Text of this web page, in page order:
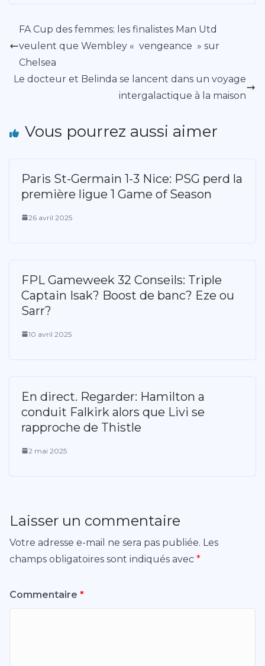
FA Cup des femmes: les finalistes Man Utd
veulent que Wembley « vengeance » sur
Chelsea
Le docteur et Belinda se lancent dans un voyage
intergalactique à la maison
Vous pourrez aussi aimer
Paris St-Germain 1-3 Nice: PSG perd la
première ligue 1 Game of Season
26 avril 2025
FPL Gameweek 32 Conseils: Triple
Captain Isak? Boost de banc? Eze ou
Sarr?
10 avril 2025
En direct. Regarder: Hamilton a
conduit Falkirk alors que Livi se
rapproche de Thistle
2 mai 2025
Laisser un commentaire
Votre adresse e-mail ne sera pas publiée. Les
champs obligatoires sont indiqués avec *
Commentaire *